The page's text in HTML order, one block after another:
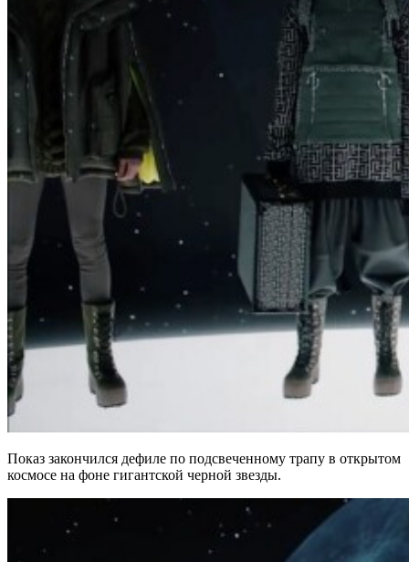
Показ закончился дефиле по подсвеченному трапу в открытом
космосе на фоне гигантской черной звезды.